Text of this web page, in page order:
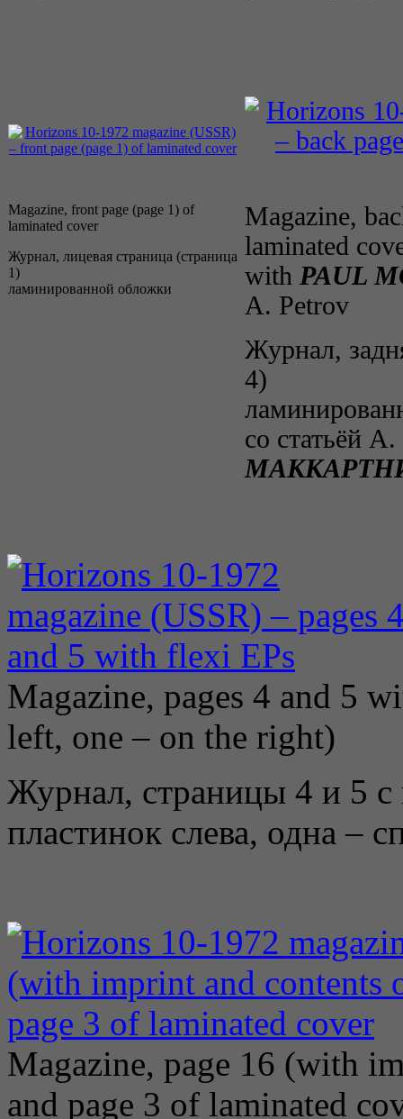
Magazine, front page (page 1) of
laminated cover
Журнал, лицевая страница (страница
1)
ламинированной обложки
Magazine,
laminated
with PAUL
A. Petrov
Журнал,
4)
со статьёй
Magazine, pages 4 and 5
left, one – on the right)
Журнал, страницы 4 и 5 с
пластинок слева, одна –
Magazine, page 16 (with
and page 3 of laminated